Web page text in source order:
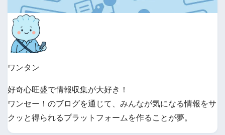
ワンタン
好奇心旺盛で情報収集が大好き！
ワンセー！のブログを通じて、みんなが気になる情報をサ
クッと得られるプラットフォームを作ることが夢。